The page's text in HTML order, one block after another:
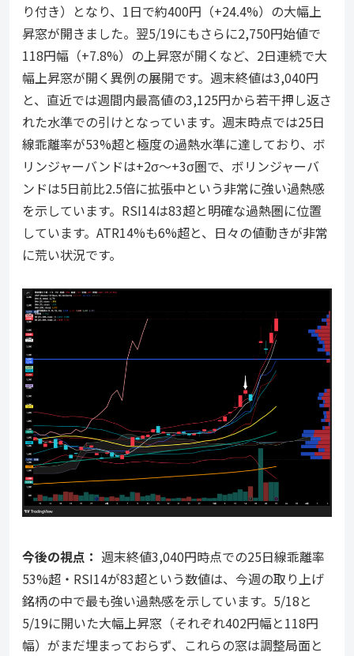
り付き）となり、1日で約400円（+24.4%）の大幅上
昇窓が開きました。翌5/19にもさらに2,750円始値で
118円幅（+7.8%）の上昇窓が開くなど、2日連続で大
幅上昇窓が開く異例の展開です。週末終値は3,040円
と、直近では週間内最高値の3,125円から若干押し返さ
れた水準での引けとなっています。週末時点では25日
線乖離率が53%超と極度の過熱水準に達しており、ボ
リンジャーバンドは+2σ〜+3σ圏で、ボリンジャーバ
ンドは5日前比2.5倍に拡張中という非常に強い過熱感
を示しています。RSI14は83超と明確な過熱圏に位置
しています。ATR14%も6%超と、日々の値動きが非常
に荒い状況です。
今後の視点： 週末終値3,040円時点での25日線乖離率
53%超・RSI14が83超という数値は、今週の取り上げ
銘柄の中で最も強い過熱感を示しています。5/18と
5/19に開いた大幅上昇窓（それぞれ402円幅と118円
幅）がまだ埋まっておらず、これらの窓は調整局面と